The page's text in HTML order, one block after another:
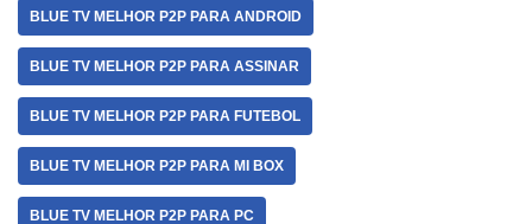
BLUE TV MELHOR P2P PARA ANDROID
BLUE TV MELHOR P2P PARA ASSINAR
BLUE TV MELHOR P2P PARA FUTEBOL
BLUE TV MELHOR P2P PARA MI BOX
BLUE TV MELHOR P2P PARA PC